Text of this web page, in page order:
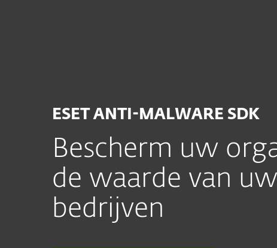
ESET ANTI-MALWARE SDK
Bescherm uw
de waarde van
bedrijven